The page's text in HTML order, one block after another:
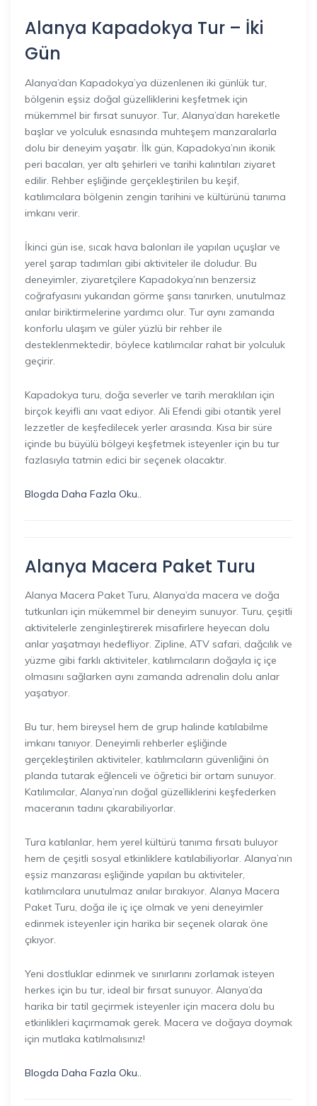
Alanya Kapadokya Tur – İki
Gün
Alanya’dan Kapadokya’ya düzenlenen iki günlük tur,
bölgenin eşsiz doğal güzelliklerini keşfetmek için
mükemmel bir fırsat sunuyor. Tur, Alanya’dan hareketle
başlar ve yolculuk esnasında muhteşem manzaralarla
dolu bir deneyim yaşatır. İlk gün, Kapadokya’nın ikonik
peri bacaları, yer altı şehirleri ve tarihi kalıntıları ziyaret
edilir. Rehber eşliğinde gerçekleştirilen bu keşif,
katılımcılara bölgenin zengin tarihini ve kültürünü tanıma
imkanı verir.
İkinci gün ise, sıcak hava balonları ile yapılan uçuşlar ve
yerel şarap tadımları gibi aktiviteler ile doludur. Bu
deneyimler, ziyaretçilere Kapadokya’nın benzersiz
coğrafyasını yukarıdan görme şansı tanırken, unutulmaz
anılar biriktirmelerine yardımcı olur. Tur aynı zamanda
konforlu ulaşım ve güler yüzlü bir rehber ile
desteklenmektedir, böylece katılımcılar rahat bir yolculuk
geçirir.
Kapadokya turu, doğa severler ve tarih meraklıları için
birçok keyifli anı vaat ediyor. Ali Efendi gibi otantik yerel
lezzetler de keşfedilecek yerler arasında. Kısa bir süre
içinde bu büyülü bölgeyi keşfetmek isteyenler için bu tur
fazlasıyla tatmin edici bir seçenek olacaktır.
Blogda Daha Fazla Oku..
Alanya Macera Paket Turu
Alanya Macera Paket Turu, Alanya’da macera ve doğa
tutkunları için mükemmel bir deneyim sunuyor. Turu, çeşitli
aktivitelerle zenginleştirerek misafirlere heyecan dolu
anlar yaşatmayı hedefliyor. Zipline, ATV safari, dağcılık ve
yüzme gibi farklı aktiviteler, katılımcıların doğayla iç içe
olmasını sağlarken aynı zamanda adrenalin dolu anlar
yaşatıyor.
Bu tur, hem bireysel hem de grup halinde katılabilme
imkanı tanıyor. Deneyimli rehberler eşliğinde
gerçekleştirilen aktiviteler, katılımcıların güvenliğini ön
planda tutarak eğlenceli ve öğretici bir ortam sunuyor.
Katılımcılar, Alanya’nın doğal güzelliklerini keşfederken
maceranın tadını çıkarabiliyorlar.
Tura katılanlar, hem yerel kültürü tanıma fırsatı buluyor
hem de çeşitli sosyal etkinliklere katılabiliyorlar. Alanya’nın
eşsiz manzarası eşliğinde yapılan bu aktiviteler,
katılımcılara unutulmaz anılar bırakıyor. Alanya Macera
Paket Turu, doğa ile iç içe olmak ve yeni deneyimler
edinmek isteyenler için harika bir seçenek olarak öne
çıkıyor.
Yeni dostluklar edinmek ve sınırlarını zorlamak isteyen
herkes için bu tur, ideal bir fırsat sunuyor. Alanya’da
harika bir tatil geçirmek isteyenler için macera dolu bu
etkinlikleri kaçırmamak gerek. Macera ve doğaya doymak
için mutlaka katılmalısınız!
Blogda Daha Fazla Oku..